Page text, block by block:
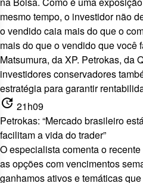
mesmo tempo, o investidor não
o vendido caia mais do que o
mais do que o vendido que você
Matsumura, da XP. Petrokas, da
investidores conservadores
estratégia para garantir
update 21h09
Petrokas: “Mercado brasileiro
facilitam a vida do trader”
O especialista comenta o
as opções com vencimentos
ganhamos ativos e temáticas